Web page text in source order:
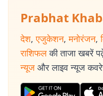
Prabhat
देश, एजुकेशन, मनोरंजन,
राशिफल की ताजा खबरें
न्यूज और लाइव न्यूज